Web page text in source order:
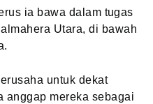
ia bawa dalam tugas
Utara, di bawah
untuk dekat
anggap mereka sebagai